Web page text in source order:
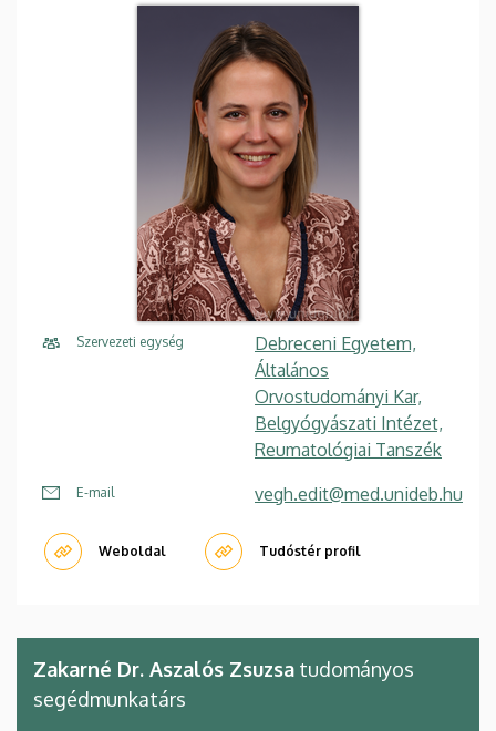
Szervezeti egység
Debreceni Egyetem,
Általános
Orvostudományi Kar,
Belgyógyászati Intézet,
Reumatológiai Tanszék
E-mail vegh.edit@med.unideb.hu
Weboldal Tudóstér profil
Zakarné Dr. Aszalós Zsuzsa tudományos
segédmunkatárs